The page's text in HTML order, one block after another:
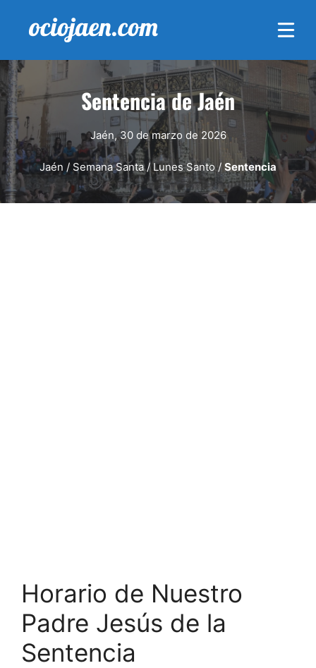
Sentencia de Jaén
Jaén, 30 de marzo de 2026
Jaén / Semana Santa/Lunes Santo/ Sentencia
Horario de Nuestro
Padre Jesús de la
Sentencia